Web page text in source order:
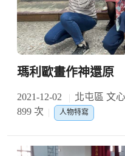
瑪利歐畫作神還原
2021-12-02 北屯區 文
899 次
人物特寫